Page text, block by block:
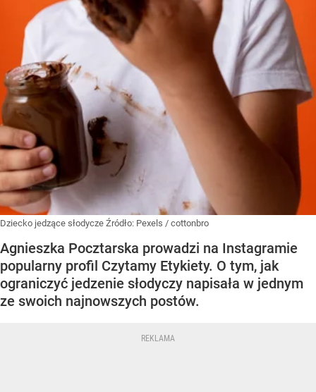
Dziecko jedzące słodycze Źródło: Pexels / cottonbro
Agnieszka Pocztarska prowadzi na Instagramie
popularny profil Czytamy Etykiety. O tym, jak
ograniczyć jedzenie słodyczy napisała w jednym
ze swoich najnowszych postów.